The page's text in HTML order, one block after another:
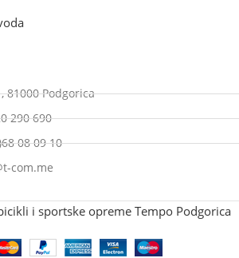
81000 Podgorica
290 690
08 09 10
com.me
i sportske opreme Tempo Podgorica